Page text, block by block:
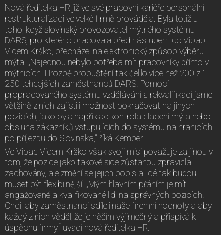
Nová ředitelka HR již ve své pracovní kariéře personální
restrukturalizaci ve velké firmě prováděla. Byla totiž u
toho, když slovinský provozovatel mýtného systému
DARS, pro kterého pracovala před nástupem do Vipap
Videm Krško, přecházel na elektronický způsob výběru
mýta. „Najednou nebylo potřeba mít pracovníky přímo v
mýtnicích. Hrozbě propuštění tak čelilo více než 200 z 1
250 tehdejších zaměstnanců DARS. Pomocí
propracovaného systému vzdělávání a rekvalifikací jsme
většině z nich zajistili možnost pokračovat na jiných
pozicích, jako byla například kontrola placení mýta nebo
obsluha zákazníků vstupujících do systému na hranicích
po příjezdu do Slovinska,“ říká Kemper.
Ve Vipap Videm Krško však svoji misi považuje za jinou v
tom, že pozice jako takové sice zůstanou zpravidla
zachovány, ale změní se jejich popis a lidé tak budou
muset být flexibilnější. „Mým hlavním přáním je mít
angažované a kvalifikované lidi na správných pozicích.
Chci, aby zaměstnanci sdíleli naše firemní hodnoty a aby
každý z nich věděl, že je něčím výjimečný a přispívá k
úspěchu firmy,“ uvádí nová ředitelka HR.